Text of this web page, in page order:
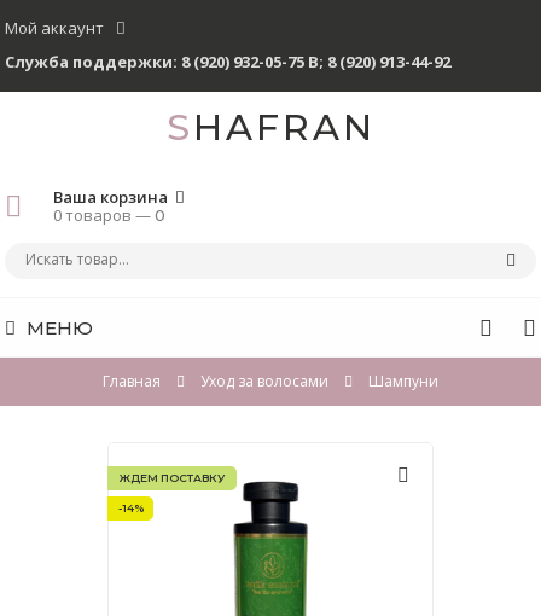
Мой аккаунт
Служба поддержки: 8 (920) 932-05-75 В; 8 (920) 913-44-92
SHAFRAN
Ваша корзина
0 товаров —0
МЕНЮ
Главная Уход за волосами Шампуни
ЖДЕМ ПОСТАВКУ
-14%